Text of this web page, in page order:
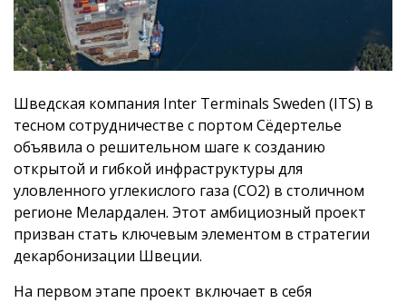
Шведская компания Inter Terminals Sweden (ITS) в
тесном сотрудничестве с портом Сёдертелье
объявила о решительном шаге к созданию
открытой и гибкой инфраструктуры для
уловленного углекислого газа (CO2) в столичном
регионе Мелардален. Этот амбициозный проект
призван стать ключевым элементом в стратегии
декарбонизации Швеции.
На первом этапе проект включает в себя